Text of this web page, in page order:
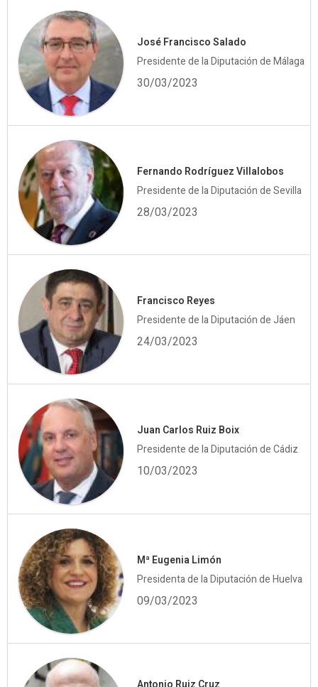
José Francisco Salado
Presidente de la Diputación de Málaga
30/03/2023
Fernando Rodríguez Villalobos
Presidente de la Diputación de Sevilla
28/03/2023
Francisco Reyes
Presidente de la Diputación de Jáen
24/03/2023
Juan Carlos Ruiz Boix
Presidente de la Diputación de Cádiz
10/03/2023
Mª Eugenia Limón
Presidenta de la Diputación de Huelva
09/03/2023